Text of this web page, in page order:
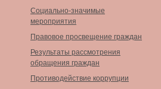
Социально-значимые
мероприятия
Правовое просвещение граждан
Результаты рассмотрения
обращения граждан
Противодействие коррупции